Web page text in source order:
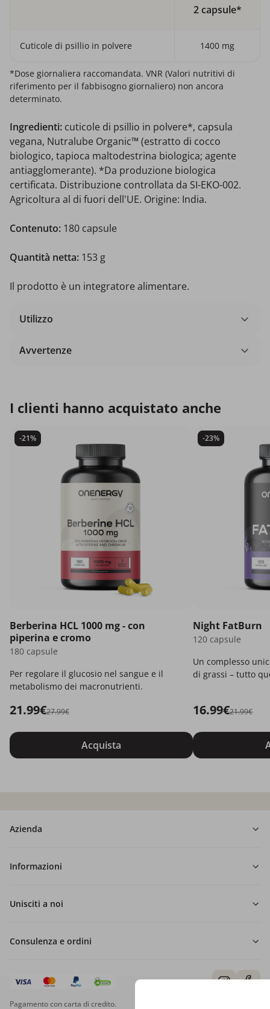
2 capsule*
Cuticole di psillio in polvere 1400 mg
*Dose giornaliera raccomandata. VNR (Valori nutritivi di
riferimento per il fabbisogno giornaliero) non ancora
determinato.
Ingredienti: cuticole di psillio in polvere*, capsula
vegana, Nutralube Organic™ (estratto di cocco
biologico, tapioca maltodestrina biologica; agente
antiagglomerante). *Da produzione biologica
certificata. Distribuzione controllata da SI-EKO-002.
Agricoltura al di fuori dell'UE. Origine: India.
Contenuto: 180 capsule
Quantità netta: 153 g
Il prodotto è un integratore alimentare.
Utilizzo
Avvertenze
I clienti hanno acquistato anche
-21%
Berberina HCL 1000 mg - con
piperina e cromo
180 capsule
Per regolare il glucosio nel sangue e il
metabolismo dei macronutrienti.
21.99€27.99€
Acquista
-23%
Night FatBurn
120 capsule
Un complesso
di grassi – tutto
16.99€21.99€
Azienda
Informazioni
Unisciti a noi
Consulenza e ordini
Pagamento con carta di credito.